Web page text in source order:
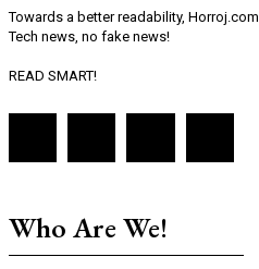
Towards a better readability, Horroj.com
Tech news, no fake news!
READ SMART!
Who Are We!